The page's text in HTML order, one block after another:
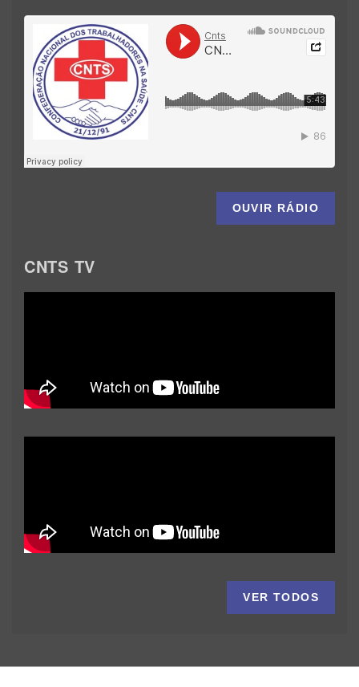
OUVIR RÁDIO
CNTS TV
VER TODOS